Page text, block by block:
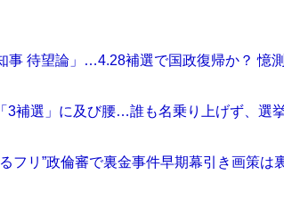
事 待望論」…4.28補選で国政復帰か？ 憶
3補選」に及び腰…誰も名乗り上げず、選
フリ”政倫審で裏金事件早期幕引き画策